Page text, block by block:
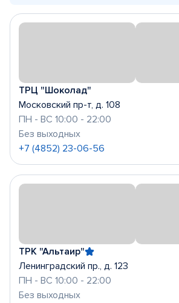
ТРЦ "Шоколад"
Московский пр-т, д. 108
ПН - ВС 10:00 - 22:00
Без выходных
+7 (4852) 23-06-56
ТРК "Альтаир"
Ленинградский пр., д. 123
ПН - ВС 10:00 - 22:00
Без выходных